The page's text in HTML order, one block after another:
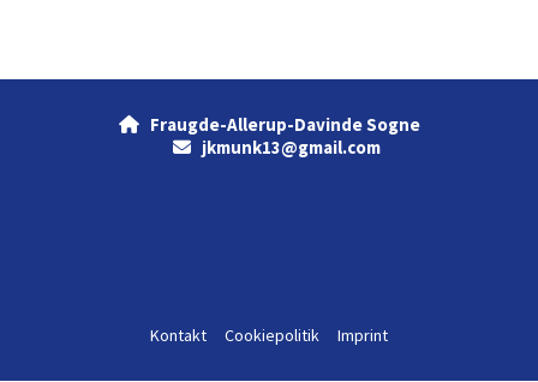
Fraugde-Allerup-Davinde Sogne
jkmunk13@gmail.com
Kontakt Cookiepolitik Imprint